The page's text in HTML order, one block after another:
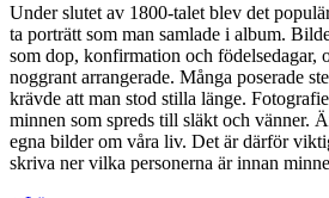
Under slutet av 1800-talet blev det
ta porträtt som man samlade i album.
som dop, konfirmation och födelsedagar,
noggrant arrangerade. Många poserade
krävde att man stod stilla länge.
minnen som spreds till släkt och vänner.
egna bilder om våra liv. Det är därför
skriva ner vilka personerna är innan